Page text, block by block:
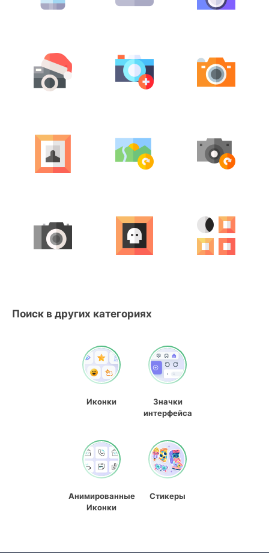
Поиск в других категориях
Иконки
Значки
интерфейса
Анимированные
Иконки
Стикеры